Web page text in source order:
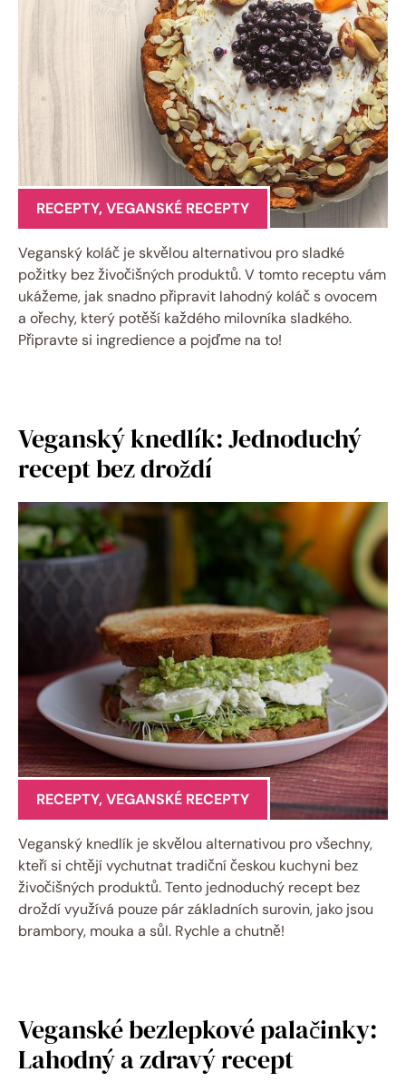
RECEPTY,VEGANSKÉ RECEPTY
Veganský koláč je skvělou alternativou pro sladké
požitky bez živočišných produktů. V tomto receptu vám
ukážeme, jak snadno připravit lahodný koláč s ovocem
a ořechy, který potěší každého milovníka sladkého.
Připravte si ingredience a pojďme na to!
Veganský knedlík: Jednoduchý
recept bez droždí
RECEPTY,VEGANSKÉ RECEPTY
Veganský knedlík je skvělou alternativou pro všechny,
kteří si chtějí vychutnat tradiční českou kuchyni bez
živočišných produktů. Tento jednoduchý recept bez
droždí využívá pouze pár základních surovin, jako jsou
brambory, mouka a sůl. Rychle a chutně!
Veganské bezlepkové palačinky:
Lahodný a zdravý recept